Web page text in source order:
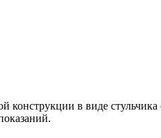
в виде